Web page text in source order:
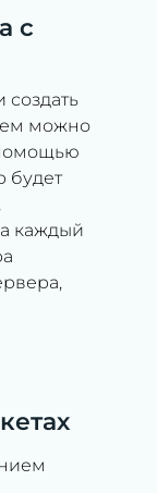
с
создать
можно
будет
каждый